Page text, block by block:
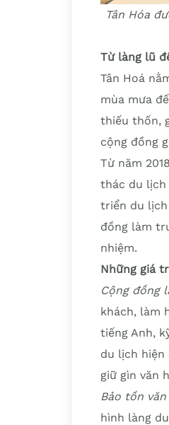
Tân Hóa
Từ làng lũ
Tân Hoá
mùa mưa
thiếu thốn,
cộng đồng
Từ năm
thác du lịch
triển du lịch
đồng làm
nhiệm.
Những giá
Cộng đồng
khách, làm
tiếng Anh,
du lịch hiện
giữ gìn văn
Bảo tồn
hình làng